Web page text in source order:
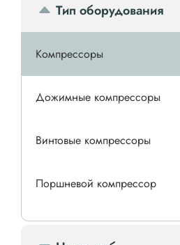
Тип оборудования
Компрессоры
Дожимные компрессоры
Винтовые компрессоры
Поршневой компрессор
Спиральные компрессоры